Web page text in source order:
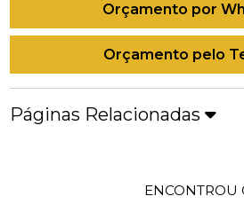
Orçamento por
Orçamento pelo
Páginas Relacionadas
ENCONTROU